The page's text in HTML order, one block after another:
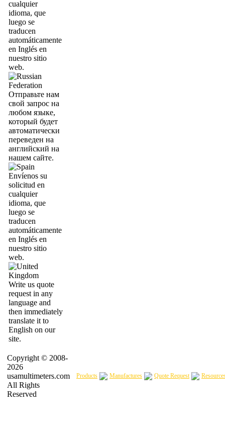
cualquier
idioma, que
luego se
traducen
automáticamente
en Inglés en
nuestro sitio
web.
Отправьте нам
свой запрос на
любом языке,
который будет
автоматически
переведен на
английский на
нашем сайте.
Envíenos su
solicitud en
cualquier
idioma, que
luego se
traducen
automáticamente
en Inglés en
nuestro sitio
web.
Write us quote
request in any
language and
then immediately
translate it to
English on our
site.
Copyright © 2008-
2026
usamultimeters.com
All Rights
Reserved
Products Manufactures Quote Request